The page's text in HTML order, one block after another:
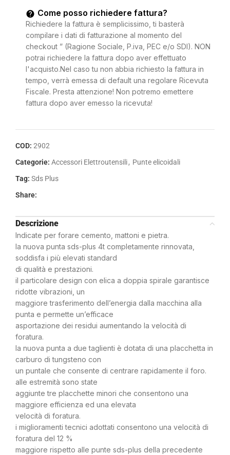
Come posso richiedere fattura?
Richiedere la fattura è semplicissimo, ti basterà
compilare i dati di fatturazione al momento del
checkout ” (Ragione Sociale, P.iva, PEC e/o SDI). NON
potrai richiedere la fattura dopo aver effettuato
l'acquisto.Nel caso tu non abbia richiesto la fattura in
tempo, verrà emessa di default una regolare Ricevuta
Fiscale. Presta attenzione! Non potremo emettere
fattura dopo aver emesso la ricevuta!
COD: 2902
Categorie: Accessori Elettroutensili, Punte elicoidali
Tag: Sds Plus
Share:
Descrizione
Indicate per forare cemento, mattoni e pietra.
la nuova punta sds-plus 4t completamente rinnovata,
soddisfa i più elevati standard
di qualità e prestazioni.
il particolare design con elica a doppia spirale garantisce
ridotte vibrazioni, un
maggiore trasferimento dell’energia dalla macchina alla
punta e permette un’efficace
asportazione dei residui aumentando la velocità di
foratura.
la nuova punta a due taglienti è dotata di una placchetta in
carburo di tungsteno con
un puntale che consente di centrare rapidamente il foro.
alle estremità sono state
aggiunte tre placchette minori che consentono una
maggiore efficienza ed una elevata
velocità di foratura.
i miglioramenti tecnici adottati consentono una velocità di
foratura del 12 %
maggiore rispetto alle punte sds-plus della precedente